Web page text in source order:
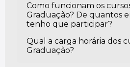
Como funcionam os
Graduação? De quantos
tenho que participar?
Qual a carga horária dos
Graduação?